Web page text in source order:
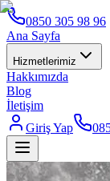
0850 305 98 96
Ana Sayfa
Hizmetlerimiz
Hakkımızda
Blog
İletişim
Giriş Yap